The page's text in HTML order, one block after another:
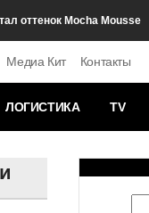
Mocha Mousse
Медиа Кит Контакты
ЛОГИСТИКА TV